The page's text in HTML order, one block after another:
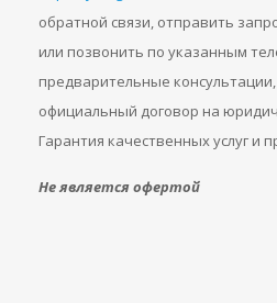
обратной связи, отправить
или позвонить по указанным
предварительные консультации,
официальный договор на
Гарантия качественных услуг и
Не является офертой